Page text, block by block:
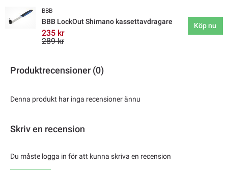
BBB
BBB LockOut Shimano kassettavdragare
235 kr
289 kr
Köp nu
Produktrecensioner (0)
Denna produkt har inga recensioner ännu
Skriv en recension
Du måste logga in för att kunna skriva en recension